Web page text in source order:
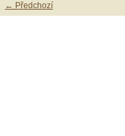
← Předchozí